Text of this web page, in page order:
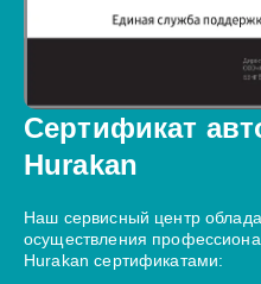
Сертификат
Hurakan
Наш сервисный центр
осуществления
Hurakan сертификатами: